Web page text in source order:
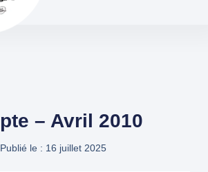
– Avril 2010
Publié le : 16 juillet 2025